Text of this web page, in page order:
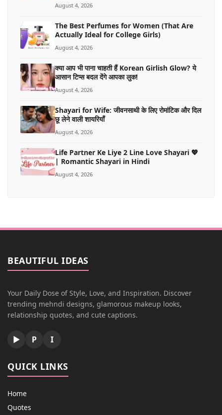
August 4, 2026
The Best Perfumes for Women (That Are
Actually Ideal for College Girls)
August 4, 2026
क्या आप भी पाना चाहती हैं Korean Girlish Glow? ये
आसान टिप्स बदल देंगे आपका लुक!
August 4, 2026
Shayari for Wife: जीवनसाथी के लिए रोमांटिक और दिल
छू लेने वाली शायरियाँ
August 4, 2026
Life Partner Ke Liye 2 Line Love Shayari 💖
| Romantic Shayari in Hindi
August 4, 2026
BEAUTIFUL IDEAS
Your Daily Dose of Style, Love, and Inspiration. Discover
trending mehndi designs, glamorous makeup looks,
relationship quotes, and cute captions.
▶ P I
QUICK LINKS
Home
Quotes